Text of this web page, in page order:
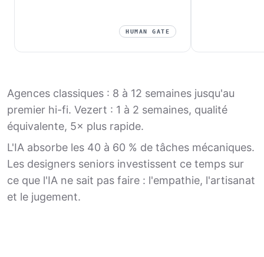
HUMAN GATE
Agences classiques : 8 à 12 semaines jusqu'au
premier hi-fi. Vezert : 1 à 2 semaines, qualité
équivalente, 5× plus rapide.
L'IA absorbe les 40 à 60 % de tâches mécaniques.
Les designers seniors investissent ce temps sur
ce que l'IA ne sait pas faire : l'empathie, l'artisanat
et le jugement.